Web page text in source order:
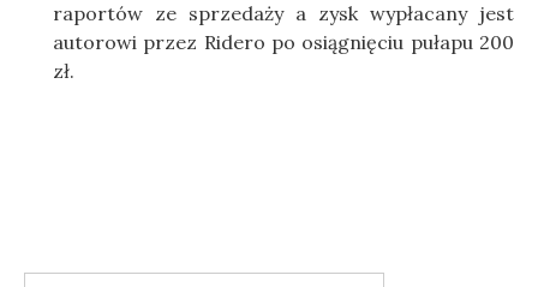
raportów ze sprzedaży a zysk wypłacany jest
autorowi przez Ridero po osiągnięciu pułapu 200
zł.
Search